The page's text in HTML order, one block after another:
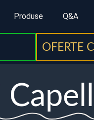
Produse Q&A
OFERTE